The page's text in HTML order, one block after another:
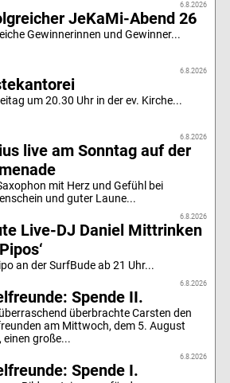
6.8.2026
JeKaMi-Abend 26
Gewinnerinnen und Gewinner...
6.8.2026
um 20.30 Uhr in der ev. Kirche...
6.8.2026
live am Sonntag auf der
mit Herz und Gefühl bei
und guter Laune...
6.8.2026
Live-DJ Daniel Mittrinken
an der SurfBude ab 21 Uhr...
6.8.2026
Spende II.
überbrachte Carsten den
am Mittwoch, dem 5. August
einen große...
6.8.2026
Spende I.